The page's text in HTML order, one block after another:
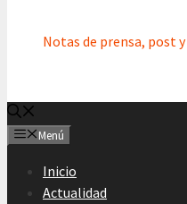
Notas de prensa, post
Menú
Inicio
Actualidad